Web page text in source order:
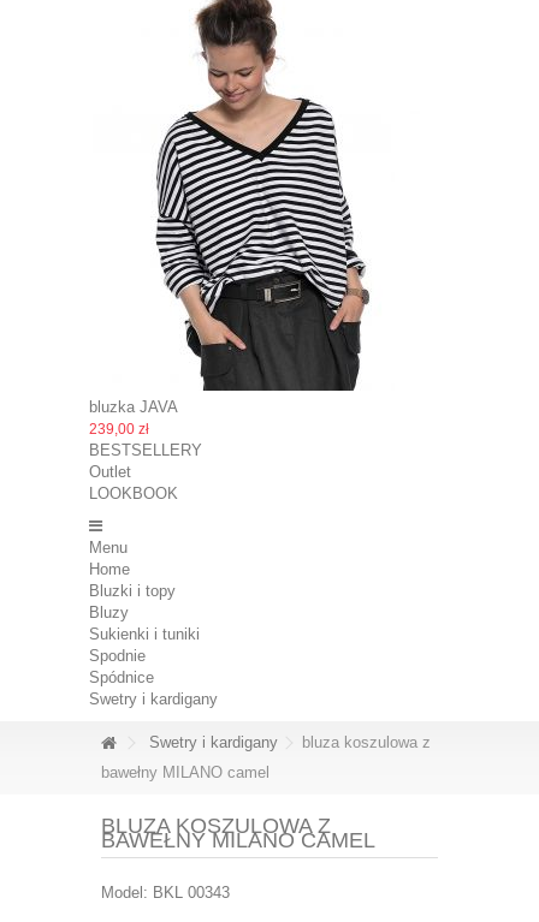
bluzka JAVA
239,00 zł
BESTSELLERY
Outlet
LOOKBOOK
Menu
Home
Bluzki i topy
Bluzy
Sukienki i tuniki
Spodnie
Spódnice
Swetry i kardigany
Swetry i kardigany
bluza koszulowa z
bawełny MILANO camel
BLUZA KOSZULOWA Z
BAWEŁNY MILANO CAMEL
Model: BKL 00343